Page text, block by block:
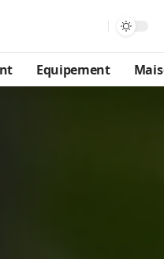
Equipement